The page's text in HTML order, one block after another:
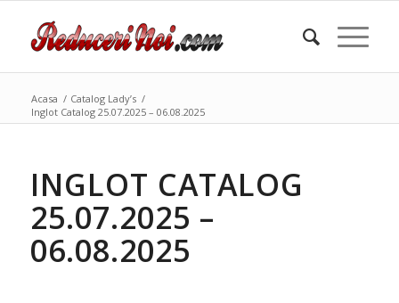
Acasa / Catalog Lady’s /
Inglot Catalog 25.07.2025 – 06.08.2025
INGLOT CATALOG
25.07.2025 –
06.08.2025